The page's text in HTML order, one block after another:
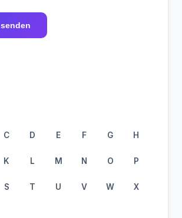
Vorschlag senden
C D E F G H
K L M N O P
S T U V W X